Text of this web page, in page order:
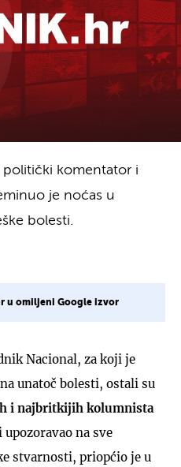
politički komentator i
je noćas u
bolesti.
u omiljeni Google izvor
Nacional, za koji je
unatoč bolesti, ostali su
i najbritkijih kolumnista
na sve
stvarnosti, priopćio je u